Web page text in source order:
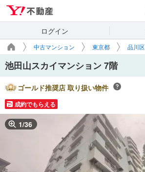
ログイン
中古マンション 東京都 品川区
池田山スカイマンション 7階
ゴールド推奨店 取り扱い物件
成約でもらえる
1/36